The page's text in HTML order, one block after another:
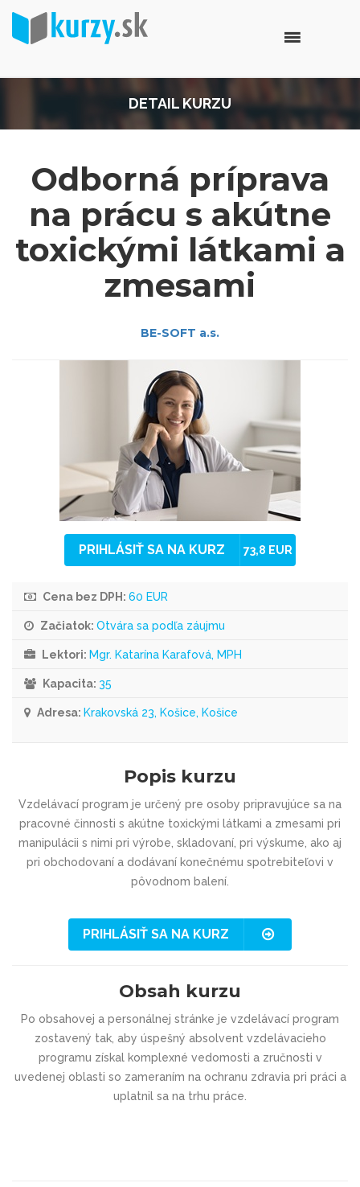
DETAIL KURZU
Odborná príprava
na prácu s akútne
toxickými látkami a
zmesami
BE-SOFT a.s.
PRIHLÁSIŤ SA NA KURZ 73,8 EUR
Cena bez DPH: 60 EUR
Začiatok: Otvára sa podľa záujmu
Lektori: Mgr. Katarína Karafová, MPH
Kapacita: 35
Adresa: Krakovská 23, Košice, Košice
Popis kurzu
Vzdelávací program je určený pre osoby pripravujúce sa na
pracovné činnosti s akútne toxickými látkami a zmesami pri
manipulácii s nimi pri výrobe, skladovaní, pri výskume, ako aj
pri obchodovaní a dodávaní konečnému spotrebiteľovi v
pôvodnom balení.
PRIHLÁSIŤ SA NA KURZ
Obsah kurzu
Po obsahovej a personálnej stránke je vzdelávací program
zostavený tak, aby úspešný absolvent vzdelávacieho
programu získal komplexné vedomosti a zručnosti v
uvedenej oblasti so zameraním na ochranu zdravia pri práci a
uplatnil sa na trhu práce.